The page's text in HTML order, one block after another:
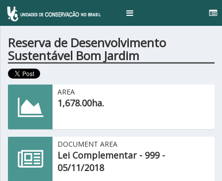
Toggle
Reserva de Desenvolvimento
Sustentável Bom Jardim
AREA
1,678.00ha.
DOCUMENT AREA
Lei Complementar - 999 -
05/11/2018